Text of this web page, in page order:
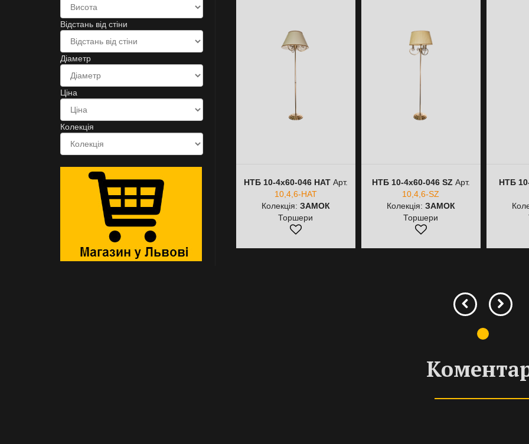
Відстань від стіни
Діаметр
Ціна
Колекція
НТБ 10-4х60-046 HATАрт.
10,4,6-HAT
Колекція: ЗАМОК
Торшери
НТБ 10-4х60-046 SZ Арт.
10,4,6-SZ
Колекція: ЗАМОК
Торшери
НТБ